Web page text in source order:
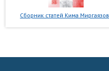
Сборник статей Кима